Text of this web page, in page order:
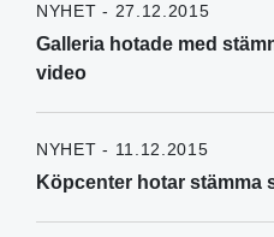
NYHET - 27.12.2015
Galleria hotade med
video
NYHET - 11.12.2015
Köpcenter hotar stämma